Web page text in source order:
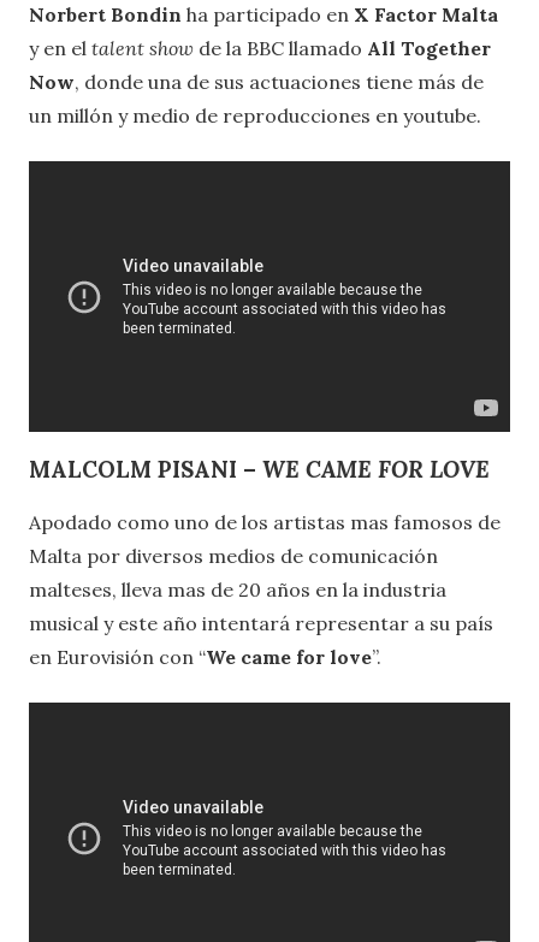
Norbert Bondin ha participado en X Factor Malta
y en el talent show de la BBC llamado All Together
Now, donde una de sus actuaciones tiene más de
un millón y medio de reproducciones en youtube.
MALCOLM PISANI – WE CAME FOR LOVE
Apodado como uno de los artistas mas famosos de
Malta por diversos medios de comunicación
malteses, lleva mas de 20 años en la industria
musical y este año intentará representar a su país
en Eurovisión con “We came for love”.